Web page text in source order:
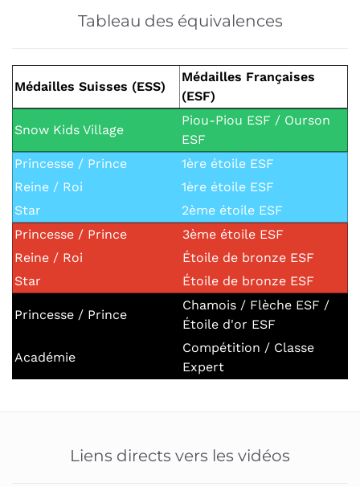
Tableau des équivalences
Médailles Suisses (ESS)
Médailles Françaises
(ESF)
Snow Kids Village
Piou-Piou ESF / Ourson
ESF
Princesse / Prince
1ère étoile ESF
Reine / Roi
1ère étoile ESF
Star
2ème étoile ESF
Princesse / Prince
3ème étoile ESF
Reine / Roi
Étoile de bronze ESF
Star
Étoile de bronze ESF
Princesse / Prince
Chamois / Flèche ESF /
Étoile d'or ESF
Académie
Compétition / Classe
Expert
Liens directs vers les vidéos